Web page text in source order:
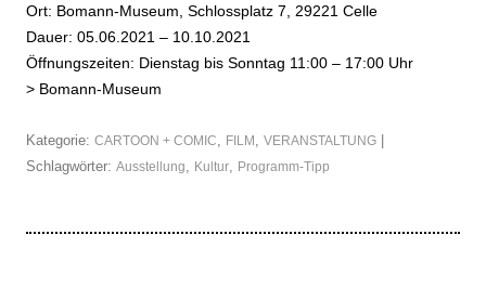
Ort: Bomann-Museum, Schlossplatz 7, 29221 Celle
Dauer: 05.06.2021 – 10.10.2021
Öffnungszeiten: Dienstag bis Sonntag 11:00 – 17:00 Uhr
> Bomann-Museum
Kategorie: CARTOON + COMIC FILM VERANSTALTUNG
Schlagwörter: Ausstellung Kultur Programm-Tipp